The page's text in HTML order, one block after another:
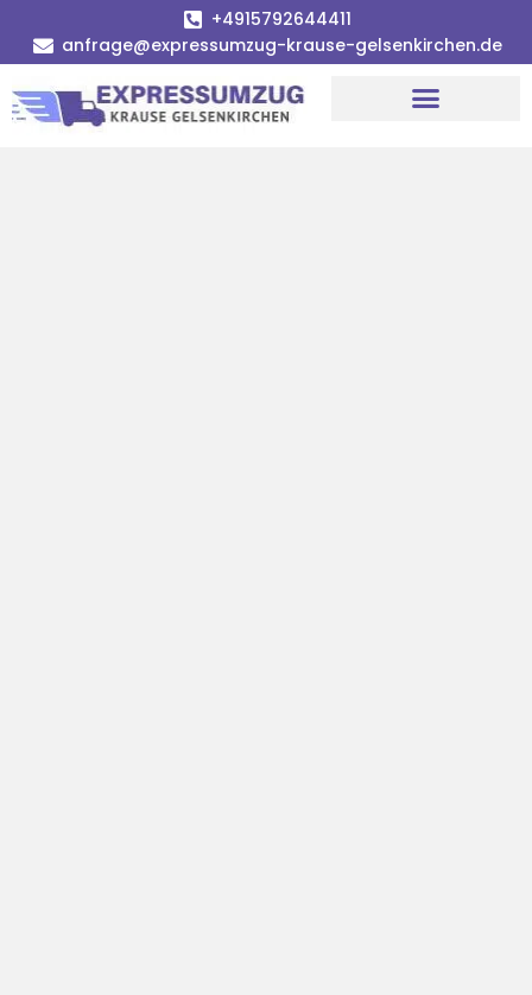
+4915792644411
anfrage@expressumzug-krause-gelsenkirchen.de